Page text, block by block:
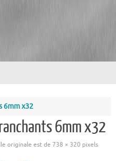
6mm x32
6mm x32
originale est de738 × 320 pixels